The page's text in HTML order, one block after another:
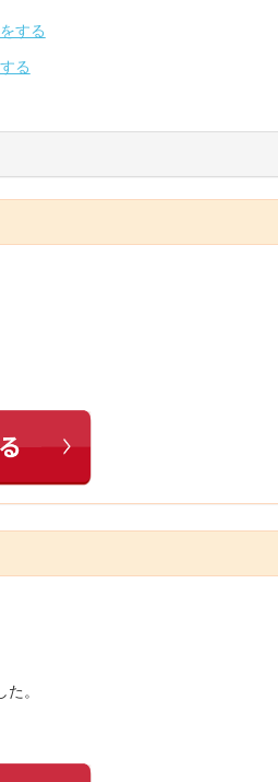
する
る
。